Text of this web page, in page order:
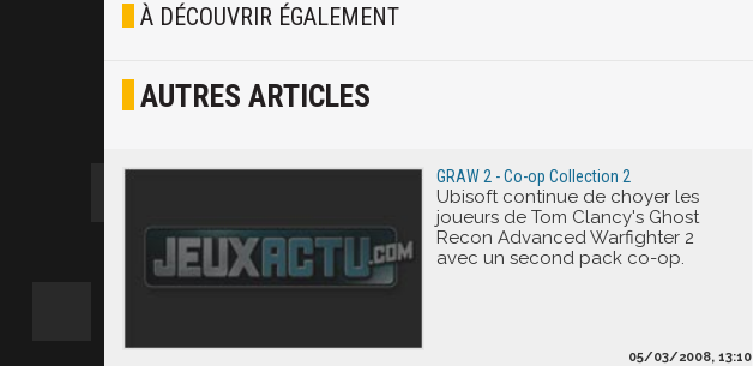
Joyeux
À DÉCOUVRIR ÉGALEMENT
AUTRES ARTICLES
GRAW 2 - Co-op Collection 2
Ubisoft continue de choyer les
joueurs de Tom Clancy's Ghost
Recon Advanced Warfighter 2
avec un second pack co-op.
05/03/2008, 13:10